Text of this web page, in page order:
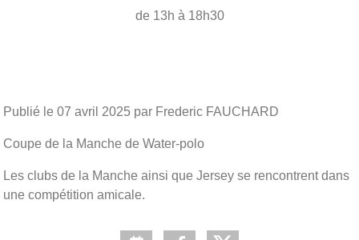
de 13h à 18h30
Publié le 07 avril 2025 par Frederic FAUCHARD
Coupe de la Manche de Water-polo
Les clubs de la Manche ainsi que Jersey se rencontrent dans
une compétition amicale.